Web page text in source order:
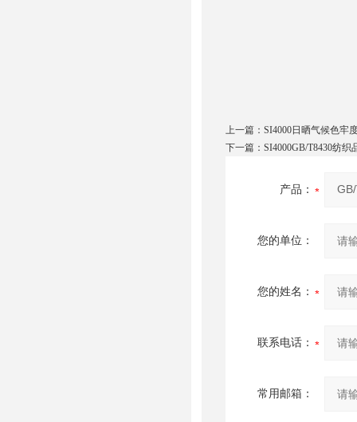
上一篇： SI4000日晒气候色牢
下一篇： SI4000GB/T8430纺
产品：
您的单位：
您的姓名：
联系电话：
常用邮箱：